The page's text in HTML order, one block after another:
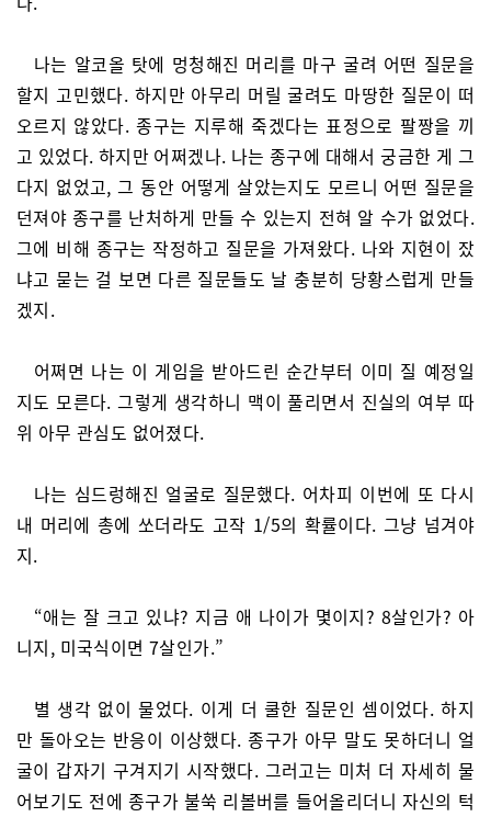
나는 알코올 탓에 멍청해진 머리를 마구 굴려 어떤 질문을
할지 고민했다. 하지만 아무리 머릴 굴려도 마땅한 질문이 떠
오르지 않았다. 종구는 지루해 죽겠다는 표정으로 팔짱을 끼
고 있었다. 하지만 어쩌겠나. 나는 종구에 대해서 궁금한 게 그
다지 없었고, 그 동안 어떻게 살았는지도 모르니 어떤 질문을
던져야 종구를 난처하게 만들 수 있는지 전혀 알 수가 없었다.
그에 비해 종구는 작정하고 질문을 가져왔다. 나와 지현이 잤
냐고 묻는 걸 보면 다른 질문들도 날 충분히 당황스럽게 만들
겠지.
어쩌면 나는 이 게임을 받아드린 순간부터 이미 질 예정일
지도 모른다. 그렇게 생각하니 맥이 풀리면서 진실의 여부 따
위 아무 관심도 없어졌다.
나는 심드렁해진 얼굴로 질문했다. 어차피 이번에 또 다시
내 머리에 총에 쏘더라도 고작 1/5의 확률이다. 그냥 넘겨야
지.
“애는 잘 크고 있냐? 지금 애 나이가 몇이지? 8살인가? 아
니지, 미국식이면 7살인가.”
별 생각 없이 물었다. 이게 더 쿨한 질문인 셈이었다. 하지
만 돌아오는 반응이 이상했다. 종구가 아무 말도 못하더니 얼
굴이 갑자기 구겨지기 시작했다. 그러고는 미처 더 자세히 물
어보기도 전에 종구가 불쑥 리볼버를 들어올리더니 자신의 턱